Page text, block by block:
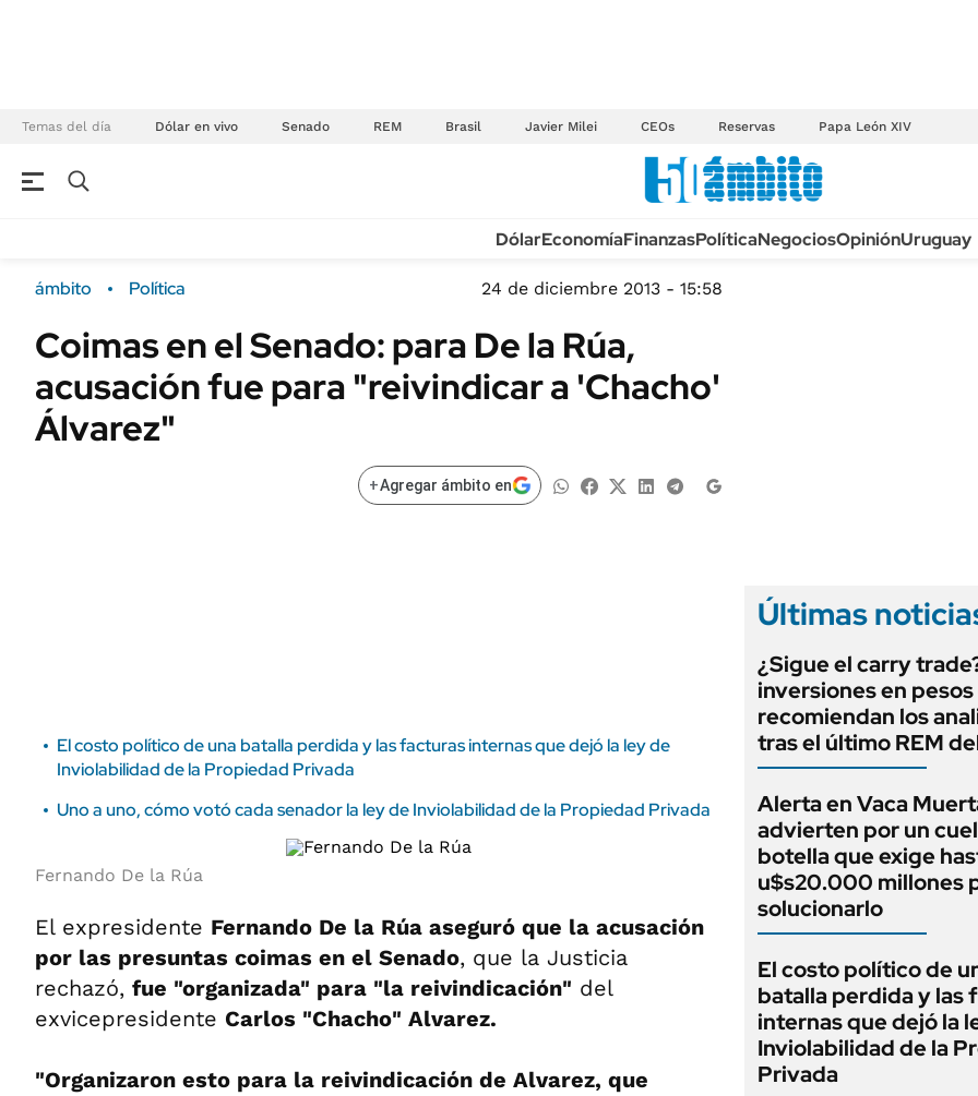
Temas del día Dólar en vivo Senado REM Brasil Javier Milei CEOs Reservas Papa León XIV
Campo
FINANZAS
Dólar
Sustentabilidad
TECNOLOGÍA
MÉXICO
MUNDO
INFORMACIÓN GENERAL
DólarEconomíaFinanzasPolíticaNegociosOpiniónUruguay
ámbito Política 24 de diciembre 2013 - 15:58
Coimas en el Senado: para De la Rúa,
acusación fue para "reivindicar a 'Chacho'
Álvarez"
+Agregar ámbito en
El costo político de una batalla perdida y las facturas internas que dejó la ley de
Inviolabilidad de la Propiedad Privada
Uno a uno, cómo votó cada senador la ley de Inviolabilidad de la Propiedad Privada
Fernando De la Rúa
El expresidente Fernando De la Rúa aseguró que la acusación
por las presuntas coimas en el Senado, que la Justicia
rechazó, fue "organizada" para "la reivindicación" del
exvicepresidente Carlos "Chacho" Alvarez.
"Organizaron esto para la reivindicación de Alvarez, que
Últimas
¿Sigue el carry
inversiones en
recomiendan los
tras el último REM
Alerta en Vaca
advierten por un
botella que exige
u$s20.000 millones
solucionarlo
El costo político de
batalla perdida y las
internas que dejó la
Inviolabilidad de la
Privada